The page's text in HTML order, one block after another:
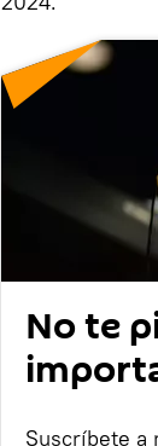
No te
Suscríbete a